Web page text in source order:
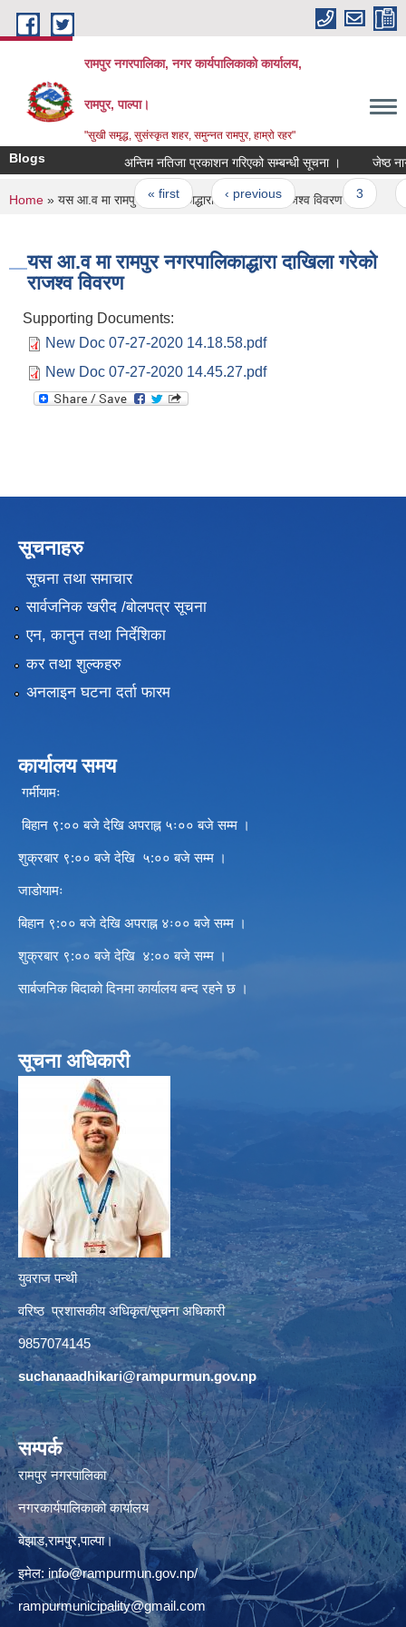
Skip to main content
रामपुर नगरपालिका, नगर कार्यपालिकाको कार्यालय,
रामपुर, पाल्पा।
"सुखी समृद्ध, सुसंस्कृत शहर, समुन्नत रामपुर, हाम्रो रहर"
Blogs अन्तिम नतिजा प्रकाशन गरिएको सम्बन्धी सूचना । जेष्ठ
Pages
« first ‹ previous … 3
You are here
Home » यस आ.व मा रामपुर नगरपालिकाद्धारा दाखिला गरेको राजश्व विवरण
यस आ.व मा रामपुर नगरपालिकाद्धारा दाखिला गरेको
राजश्व विवरण
Supporting Documents:
New Doc 07-27-2020 14.18.58.pdf
New Doc 07-27-2020 14.45.27.pdf
सूचनाहरु
सूचना तथा समाचार
सार्वजनिक खरीद /बोलपत्र सूचना
एन, कानुन तथा निर्देशिका
कर तथा शुल्कहरु
अनलाइन घटना दर्ता फारम
कार्यालय समय
गर्मीयामः
बिहान ९:०० बजे देखि अपराह्न ५ः०० बजे सम्म ।
शुक्रबार ९:०० बजे देखि ५:०० बजे सम्म ।
जाडोयामः
बिहान ९:०० बजे देखि अपराह्न ४ः०० बजे सम्म ।
शुक्रबार ९:०० बजे देखि ४:०० बजे सम्म ।
सार्बजनिक बिदाको दिनमा कार्यालय बन्द रहने छ ।
सूचना अधिकारी
युवराज पन्थी
वरिष्ठ प्रशासकीय अधिकृत/सूचना अधिकारी
9857074145
suchanaadhikari@rampurmun.gov.np
सम्पर्क
रामपुर नगरपालिका
नगरकार्यपालिकाको कार्यालय
बेझाड,रामपुर,पाल्पा।
इमेल: info@rampurmun.gov.np/
rampurmunicipality@gmail.com